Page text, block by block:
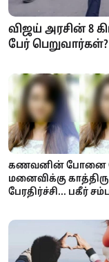
விஜய் அரசின் 8
பேர்
கணவனின் போனை
மனைவிக்கு
பேரதிர்ச்சி... பகீர்